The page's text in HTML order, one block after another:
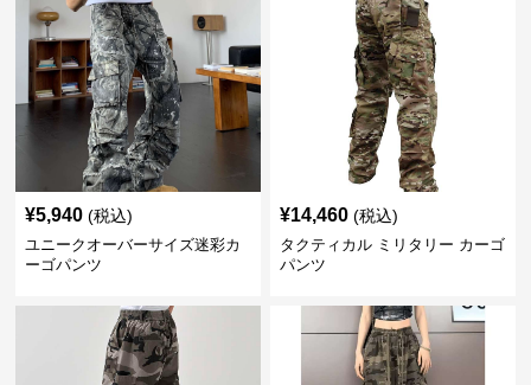
¥5,940 (税込)
ユニークオーバーサイズ迷彩カ
ーゴパンツ
¥14,460 (税込)
タクティカル ミリタリー カーゴ
パンツ